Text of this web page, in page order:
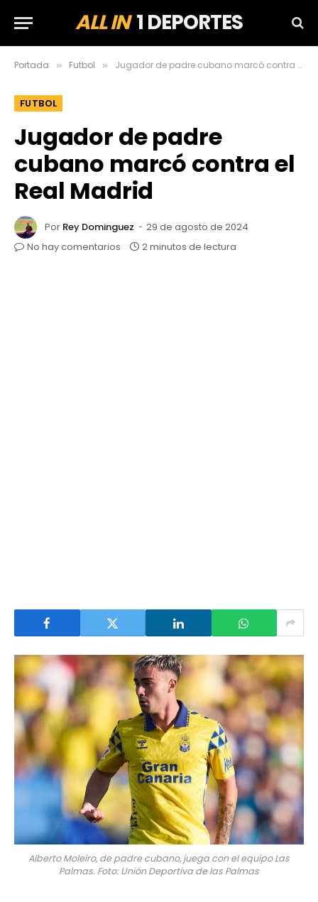
ALL IN1 DEPORTES
Portada » Futbol » Jugador de padre cubano marcó contra el Real Madrid
FUTBOL
Jugador de padre
cubano marcó contra el
Real Madrid
Por Rey Dominguez
29 de agosto de 2024
No hay comentarios
2 minutos de lectura
Alberto Moleiro, de padre cubano, juega con el equipo Las
Palmas. Foto: Unión Deportiva de las Palmas